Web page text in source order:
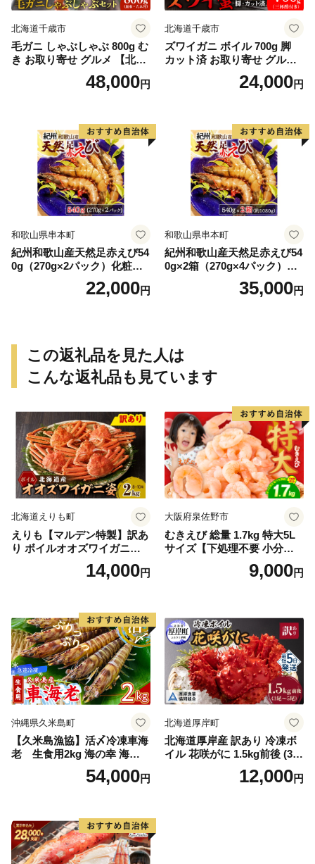
北海道千歳市
毛ガニ しゃぶしゃぶ 800g む
き お取り寄せ グルメ 【北海
道】【札幌バルナバフーズ】
48,000円
北海道千歳市
ズワイガニ ボイル 700g 脚
カット済 お取り寄せ グルメ
【北海道】【札幌バルナバフ
24,000円
和歌山県串本町
紀州和歌山産天然足赤えび54
0g（270g×2パック）化粧箱
入 ※2026年12月上旬〜2027
年2月上旬頃順次発送予定
22,000円
和歌山県串本町
紀州和歌山産天然足赤えび54
0g×2箱（270g×4パック）化
粧箱入 ※2026年12月上旬〜2
027年2月上旬頃順次発送予定
ず【uot773A】
35,000円
この返礼品を見た人は
こんな返礼品も見ています
北海道えりも町
えりも【マルデン特製】訳あ
り ボイルオオズワイガニ姿2
kg《1kg(４尾～５尾)×2》【e
r002-051-a】 / ふるさと納税
イル済み 冷凍 カニ 蟹 かに
カニ味噌 甲羅 お得 格安 小ぶ
り 解凍 カニ鍋 甲羅焼き 海鮮
返礼品 特産品 新鮮 濃厚 旨み
簡単調理 家庭用 ギフト グル
メ
14,000円
大阪府泉佐野市
むきえび 総量 1.7kg 特大5L
サイズ【下処理不要 小分け 8
50g×2P 訳あり サイズ不揃い
バナメイエビ バラ凍結】
9,000円
沖縄県久米島町
【久米島漁協】活〆冷凍車海
老 生食用2kg 海の幸 海鮮
車えび クルマエビ 高級食材
生食 刺身 鮮度抜群 プリプリ
り物 お歳暮 お中元
54,000円
北海道厚岸町
北海道厚岸産 訳あり 冷凍ボ
イル 花咲がに 1.5kg前後 (3尾
～5尾入) 蟹 花咲ガニ 魚介類
魚介 [№5863-1090]12,000円